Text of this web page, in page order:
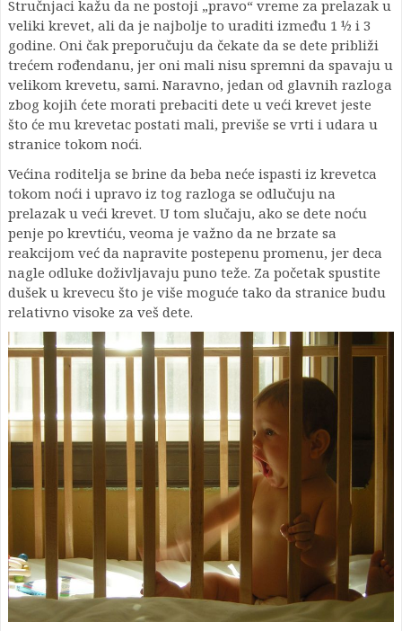
Stručnjaci kažu da ne postoji „pravo“ vreme za prelazak u
veliki krevet, ali da je najbolje to uraditi između 1 ½ i 3
godine. Oni čak preporučuju da čekate da se dete približi
trećem rođendanu, jer oni mali nisu spremni da spavaju u
velikom krevetu, sami. Naravno, jedan od glavnih razloga
zbog kojih ćete morati prebaciti dete u veći krevet jeste
što će mu krevetac postati mali, previše se vrti i udara u
stranice tokom noći.
Većina roditelja se brine da beba neće ispasti iz krevetca
tokom noći i upravo iz tog razloga se odlučuju na
prelazak u veći krevet. U tom slučaju, ako se dete noću
penje po krevtiću, veoma je važno da ne brzate sa
reakcijom već da napravite postepenu promenu, jer deca
nagle odluke doživljavaju puno teže. Za početak spustite
dušek u krevecu što je više moguće tako da stranice budu
relativno visoke za veš dete.